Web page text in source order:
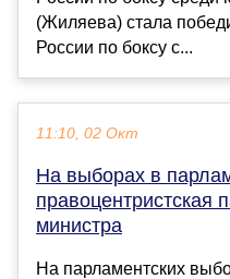
(Жиляева) стала
России по боксу с...
11:10, 02 Окт
На выборах в
правоцентристская
министра
На парламентских